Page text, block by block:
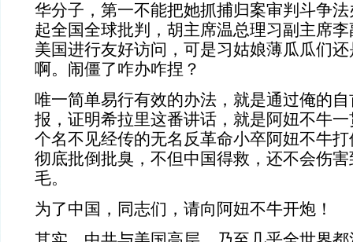
华分子，第一不能把她抓捕归案审判斗争
起全国全球批判，胡主席温总理习副主席
美国进行友好访问，可是习姑娘薄瓜瓜们
啊。闹僵了咋办咋捏？
唯一简单易行有效的办法，就是通过俺的
报，证明希拉里这番讲话，就是阿妞不牛
个名不见经传的无名反革命小卒阿妞不牛
彻底批倒批臭，不但中国得救，还不会伤
毛。
为了中国，同志们，请向阿妞不牛开炮！